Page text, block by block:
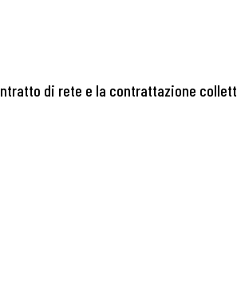
di rete e la contrattazione